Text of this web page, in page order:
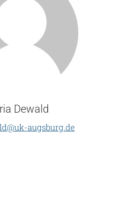
Dewald
augsburg.de